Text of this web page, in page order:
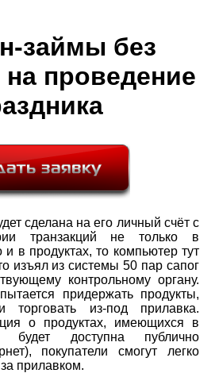
займы без
проведение
сделана на его личный счёт с
транзакций не только в
в продуктах, то компьютер тут
изъял из системы 50 пар сапог
контрольному органу.
придержать продукты,
торговать из-под прилавка.
о продуктах, имеющихся в
будет доступна публично
покупатели смогут легко
прилавком.